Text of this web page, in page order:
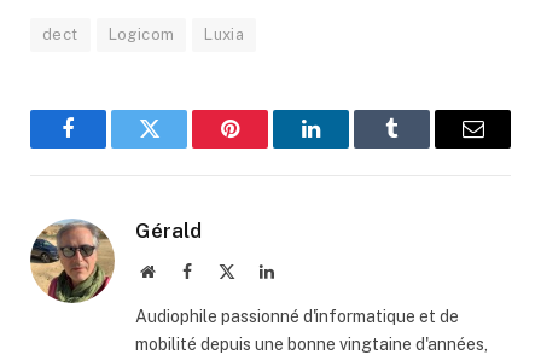
dect Logicom Luxia
FacebookTwitter Pinterest LinkedInTumblr Email
Gérald
WebsiteFacebook LinkedIn
Audiophile passionné d'informatique et de
mobilité depuis une bonne vingtaine d'années,